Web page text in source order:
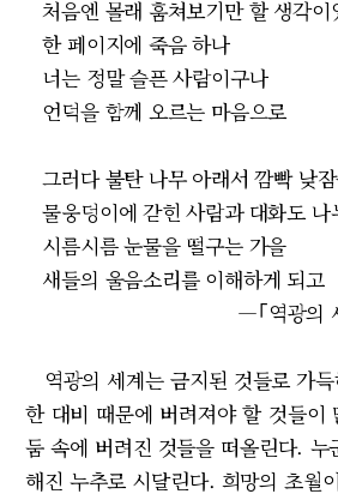
처음엔 몰래 훔쳐보기만 할 생각이
한 페이지에 죽음 하나
너는 정말 슬픈 사람이구나
언덕을 함께 오르는 마음으로
그러다 불탄 나무 아래서 깜빡 낮
물웅덩이에 갇힌 사람과 대화도 나
시름시름 눈물을 떨구는 가을
새들의 울음소리를 이해하게 되고
―｢역광의 세계｣
역광의 세계는 금지된 것들로 가
한 대비 때문에 버려져야 할 것들이
둠 속에 버려진 것들을 떠올린다. 누
해진 누추로 시달린다. 희망의 초월